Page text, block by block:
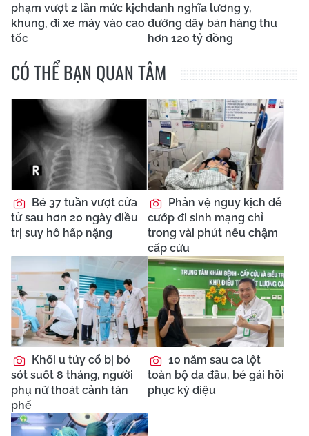
phạm vượt 2 lần mức kịch
khung, đi xe máy vào cao
tốc
danh nghĩa lương y,
đường dây bán hàng thu
hơn 120 tỷ đồng
CÓ THỂ BẠN QUAN TÂM
Bé 37 tuần vượt cửa
tử sau hơn 20 ngày điều
trị suy hô hấp nặng
Phản vệ nguy kịch dễ
cướp đi sinh mạng chỉ
trong vài phút nếu chậm
cấp cứu
Khối u tủy cổ bị bỏ
sót suốt 8 tháng, người
phụ nữ thoát cảnh tàn
phế
10 năm sau ca lột
toàn bộ da đầu, bé gái hồi
phục kỳ diệu